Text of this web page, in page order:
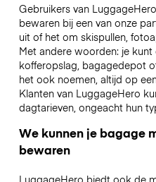
Gebruikers van
bewaren bij een van onze
uit of het om skispullen,
Met andere woorden: je kunt
kofferopslag, bagagedepot
het ook noemen, altijd op
Klanten van LuggageHero
dagtarieven, ongeacht hun
We kunnen je bagage
bewaren